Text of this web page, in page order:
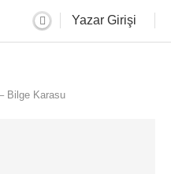
Yazar Girişi
Bilge Karasu